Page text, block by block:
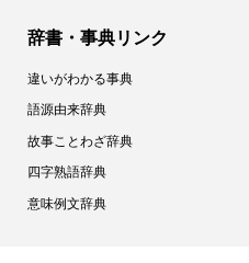
辞書・事典リンク
違いがわかる事典
語源由来辞典
故事ことわざ辞典
四字熟語辞典
意味例文辞典